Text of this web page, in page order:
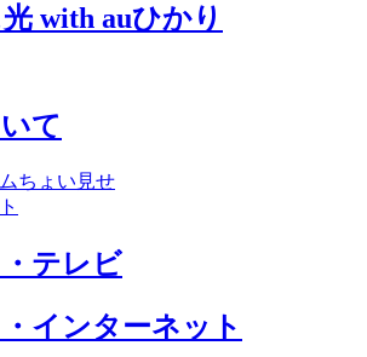
with auひかり
て
ちょい見せ
テレビ
インターネット